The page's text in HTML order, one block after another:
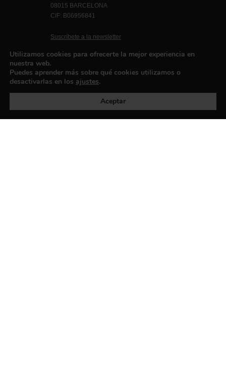
08015 BARCELONA
CIF: B06956841
Suscríbete a la newsletter
Política de privacidad
Utilizamos cookies para ofrecerte la mejor experiencia en
nuestra web.
Puedes aprender más sobre qué cookies utilizamos o
desactivarlas en los ajustes.
Aceptar